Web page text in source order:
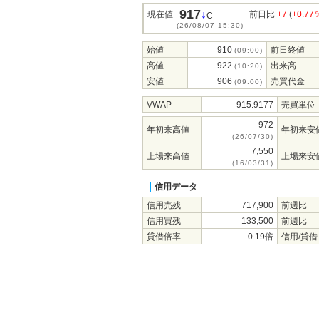
現在値 917↓C
(26/08/07 15:30)
前日比 +7 (+0.77
始値 910 (09:00)
前日終値
高値
922 (10:20)
出来高
安値
906 (09:00) 売買代金
VWAP 915.9177 売買単位
年初来高値 972
(26/07/30)
年初来安
上場来高値 7,550
(16/03/31)
上場来安
信用データ
信用売残
717,900
前週比
信用買残
133,500
前週比
貸借倍率
0.19倍 信用/貸借